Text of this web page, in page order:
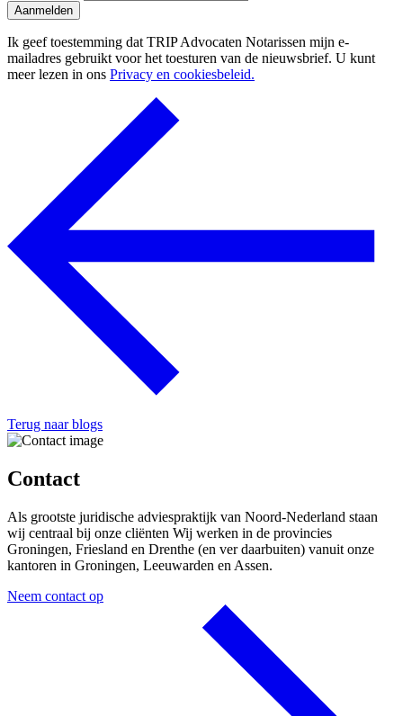
Aanmelden
Ik geef toestemming dat TRIP Advocaten Notarissen mijn e-
mailadres gebruikt voor het toesturen van de nieuwsbrief. U kunt
meer lezen in ons Privacy en cookiesbeleid.
Terug naar blogs
Contact
Als grootste juridische adviespraktijk van Noord-Nederland staan
wij centraal bij onze cliënten Wij werken in de provincies
Groningen, Friesland en Drenthe (en ver daarbuiten) vanuit onze
kantoren in Groningen, Leeuwarden en Assen.
Neem contact op